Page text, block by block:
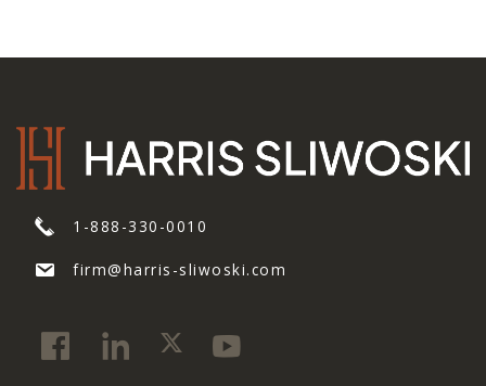
1-888-330-0010
firm@harris-sliwoski.com